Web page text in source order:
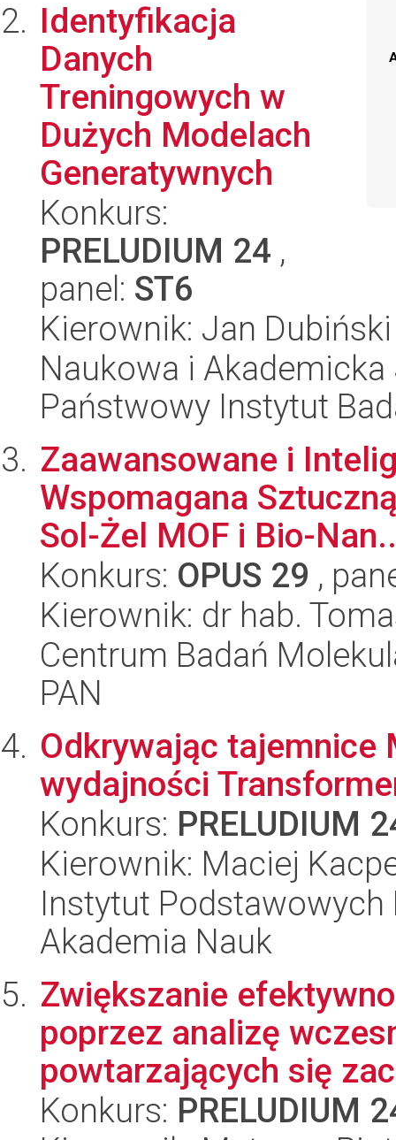
Identyfikacja
Danych
Treningowych w
Dużych Modelach
Generatywnych
Konkurs:
PRELUDIUM 24 ,
panel: ST6
Kierownik: Jan Dubiński
Naukowa i
Państwowy Instytut
Zaawansowane i
Wspomagana
Sol-Żel MOF i Bio-
Konkurs: OPUS 29 ,
Kierownik: dr hab.
Centrum Badań
PAN
Odkrywając tajemnice
wydajności
Konkurs: PRELUDIUM
Kierownik: Maciej
Instytut
Akademia Nauk
Zwiększanie
poprzez analizę
powtarzających się
Konkurs: PRELUDIUM